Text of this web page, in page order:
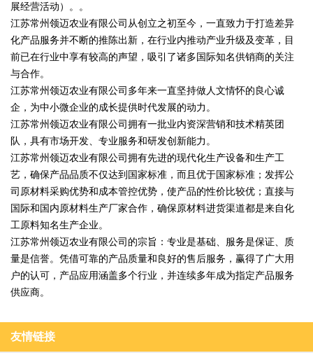
展经营活动）。。
江苏常州领迈农业有限公司从创立之初至今，一直致力于打造差异
化产品服务并不断的推陈出新，在行业内推动产业升级及变革，目
前已在行业中享有较高的声望，吸引了诸多国际知名供销商的关注
与合作。
江苏常州领迈农业有限公司多年来一直坚持做人文情怀的良心诚
企，为中小微企业的成长提供时代发展的动力。
江苏常州领迈农业有限公司拥有一批业内资深营销和技术精英团
队，具有市场开发、专业服务和研发创新能力。
江苏常州领迈农业有限公司拥有先进的现代化生产设备和生产工
艺，确保产品品质不仅达到国家标准，而且优于国家标准；发挥公
司原材料采购优势和成本管控优势，使产品的性价比较优；直接与
国际和国内原材料生产厂家合作，确保原材料进货渠道都是来自化
工原料知名生产企业。
江苏常州领迈农业有限公司的宗旨：专业是基础、服务是保证、质
量是信誉。凭借可靠的产品质量和良好的售后服务，赢得了广大用
户的认可，产品应用涵盖多个行业，并连续多年成为指定产品服务
供应商。
友情链接